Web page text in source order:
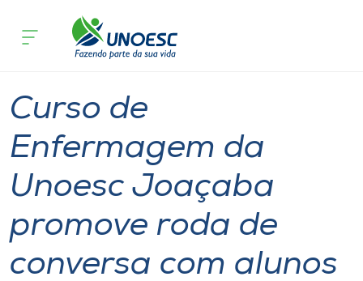
Cursos
Pesquisa
Atendimento ao Estudante
Portal de Ensino
acontece
Curso de
Enfermagem da
Unoesc Joaçaba
promove roda de
conversa com alunos